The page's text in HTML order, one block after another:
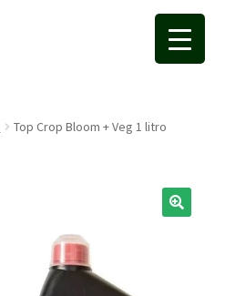
Top Crop Bloom + Veg 1 litro